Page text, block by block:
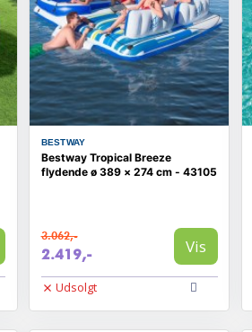
BESTWAY
Bestway Tropical Breeze
flydende ø 389 × 274 cm - 43105
3.062,-
2.419,- Vis
Udsolgt